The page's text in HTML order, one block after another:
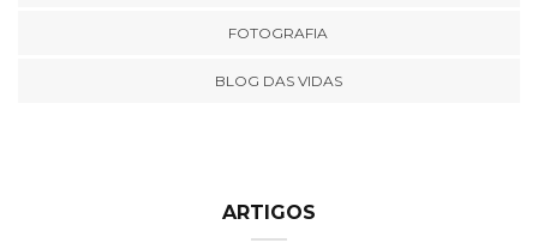
FOTOGRAFIA
BLOG DAS VIDAS
ARTIGOS